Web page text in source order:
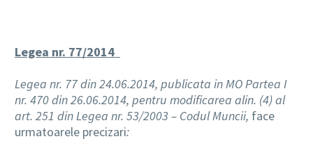
Legea nr. 77/2014
Legea nr. 77 din 24.06.2014, publicata in MO Partea I
nr. 470 din 26.06.2014, pentru modificarea alin. (4) al
art. 251 din Legea nr. 53/2003 – Codul Muncii, face
urmatoarele precizari: